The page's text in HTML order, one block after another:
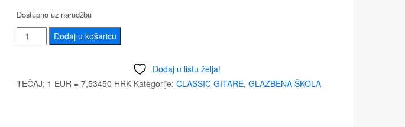
Dostupno uz narudžbu
LUSITANA
GC200
količina
Dodaj u košaricu
Dodaj u listu želja!
TEČAJ: 1 EUR = 7,53450 HRK Kategorije: CLASSIC GITARE, GLAZBENA ŠKOLA